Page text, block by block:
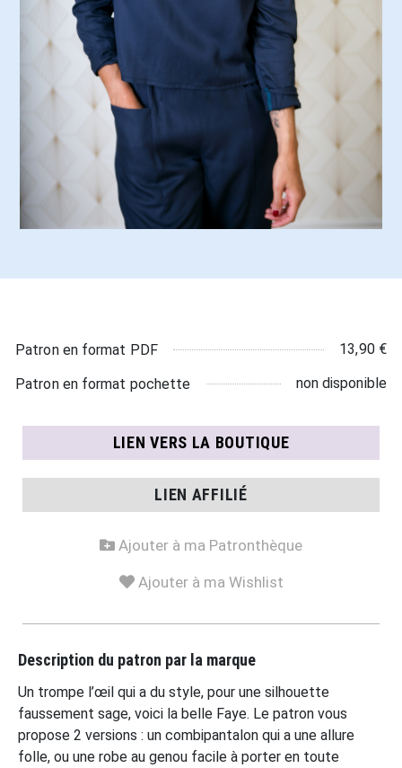
Patron en format PDF 13,90 €
Patron en format pochette non disponible
LIEN VERS LA BOUTIQUE
LIEN AFFILIÉ
Ajouter à ma Patronthèque
Ajouter à ma Wishlist
Description du patron par la marque
Un trompe l’œil qui a du style, pour une silhouette
faussement sage, voici la belle Faye. Le patron vous
propose 2 versions : un combipantalon qui a une allure
folle, ou une robe au genou facile à porter en toute